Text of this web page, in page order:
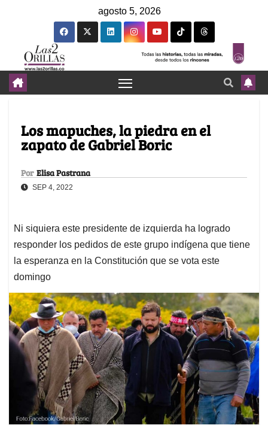
agosto 5, 2026
Los mapuches, la piedra en el
zapato de Gabriel Boric
Por Elisa Pastrana
SEP 4, 2022
Ni siquiera este presidente de izquierda ha logrado
responder los pedidos de este grupo indígena que tiene
la esperanza en la Constitución que se vota este
domingo